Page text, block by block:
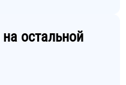
на остальной